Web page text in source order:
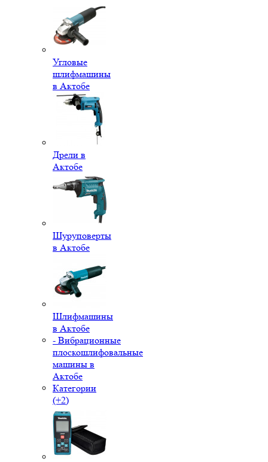
Угловые
шлифмашины
в Актобе
Дрели в
Актобе
Шуруповерты
в Актобе
Шлифмашины
в Актобе
- Вибрационные
плоскошлифовальные
машины в
Актобе
Категории
(+2)